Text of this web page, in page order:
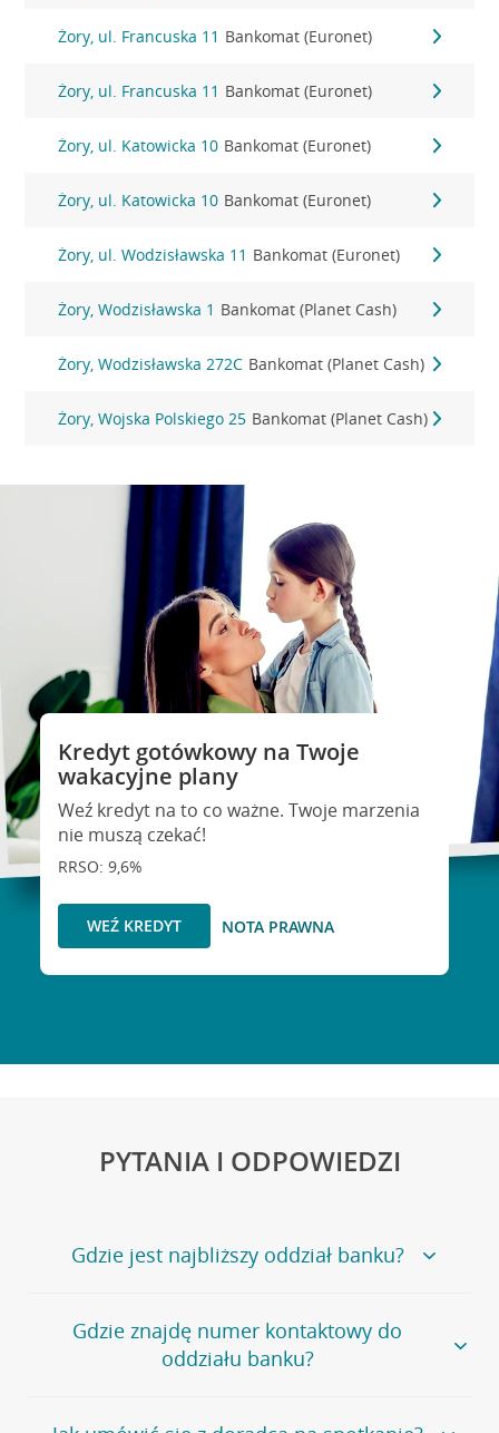
Żory, ul. Francuska 11 Bankomat (Euronet)
Żory, ul. Francuska 11 Bankomat (Euronet)
Żory, ul. Katowicka 10 Bankomat (Euronet)
Żory, ul. Katowicka 10 Bankomat (Euronet)
Żory, ul. Wodzisławska 11 Bankomat (Euronet)
Żory, Wodzisławska 1 Bankomat (Planet Cash)
Żory, Wodzisławska 272C Bankomat (Planet Cash)
Żory, Wojska Polskiego 25 Bankomat (Planet Cash)
Kredyt gotówkowy na Twoje
wakacyjne plany
Weź kredyt na to co ważne. Twoje marzenia
nie muszą czekać!
RRSO: 9,6%
WEŹ KREDYT NOTA PRAWNA
PYTANIA I ODPOWIEDZI
Gdzie jest najbliższy oddział banku?
Jeśli szukasz oddziału naszego banku, zapraszamy na
stronęPlacówki i bankomaty, na której znajduje się
wygodna wyszukiwarka.
oddziałów
Gdzie znajdę numer kontaktowy do
oddziału banku?
Bank Credit Agricole nie udostępnia ogólnego numeru